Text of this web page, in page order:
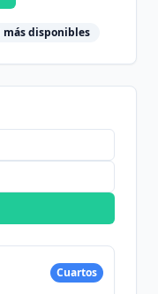
más disponibles
Cuartos